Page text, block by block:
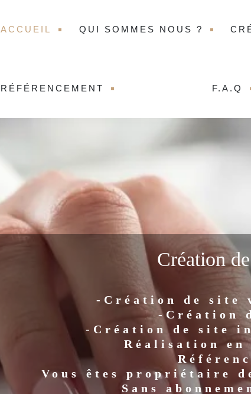
ACCUEIL QUI SOMMES NOUS ?
RÉFÉRENCEMENT F.A.Q
Création
-Création de site
-Création
-Création de site
Réalisation en
Vous êtes propriétaire
Sans